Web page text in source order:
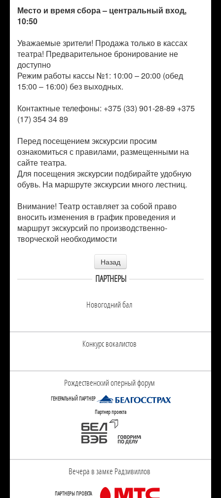
Место и время сбора – центральный вход,
10:50
Уважаемые зрители! Продажа только в кассах
театра! Предварительное бронирование не
доступно
Режим работы кассы №1: 10:00 – 20:00 (обед
15:00 – 16:00) без выходных.
Контактные телефоны: +375 (33) 901-28-89 +375
(17) 354 34 89
Перед посещением экскурсии просим
ознакомиться с правилами, размещенными на
сайте театра.
Для посещения экскурсии подбирайте удобную
обувь. На маршруте экскурсии много лестниц.
Внимание! Театр оставляет за собой право
вносить изменения в график проведения и
маршрут экскурсий по производственно-
творческой необходимости
Назад
ПАРТНЕРЫ
Новогодний бал
Конкурс вокалистов
Рождественский оперный форум
ГЕНЕРАЛЬНЫЙ ПАРТНЕР
Партнер проекта
Вечера в замке Радзивиллов
ПАРТНЕРЫ ПРОЕКТА